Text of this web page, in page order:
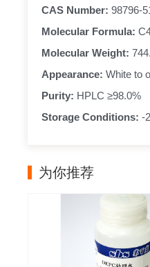
CAS Number: 98796-
Molecular Formula:
Molecular Weight:
Appearance: White to
Purity: HPLC ≥98.0%
Storage Conditions: -
为你推荐